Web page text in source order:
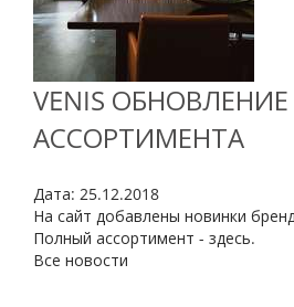
VENIS ОБНОВЛЕНИЕ
АССОРТИМЕНТА
Дата: 25.12.2018
На сайт добавлены новинки
Полный ассортимент - здесь.
Все новости